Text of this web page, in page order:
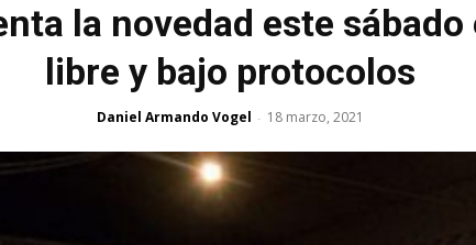
la novedad este sábado
libre y bajo protocolos
Daniel Armando Vogel - 18 marzo, 2021